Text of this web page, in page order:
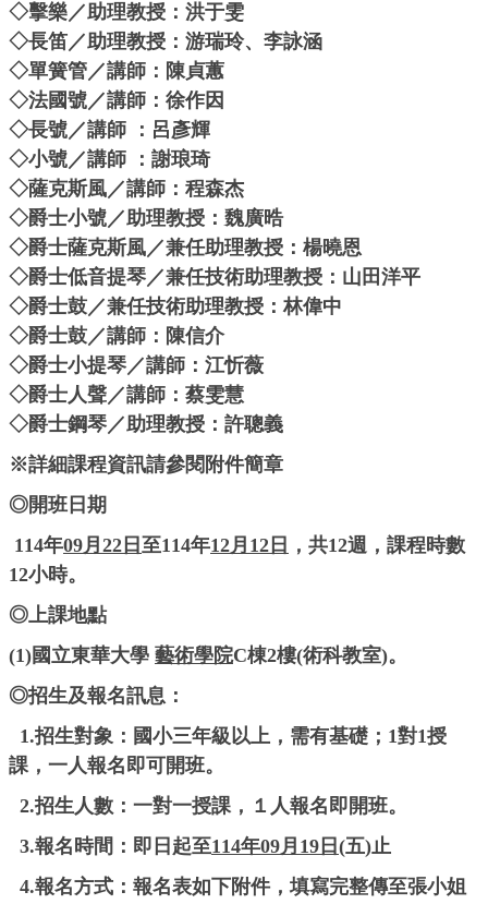
◇擊樂／助理教授：洪于雯
◇長笛／助理教授：游瑞玲、李詠涵
◇單簧管／講師：陳貞蕙
◇法國號／講師：徐作因
◇長號／講師 ：呂彥輝
◇小號／講師 ：謝琅琦
◇薩克斯風／講師：程森杰
◇爵士小號／助理教授：魏廣晧
◇爵士薩克斯風／兼任助理教授：楊曉恩
◇爵士低音提琴／兼任技術助理教授：山田洋平
◇爵士鼓／兼任技術助理教授：林偉中
◇爵士鼓／講師：陳信介
◇爵士小提琴／講師：江忻薇
◇爵士人聲／講師：蔡雯慧
◇爵士鋼琴／助理教授：許聰義
※詳細課程資訊請參閱附件簡章
◎開班日期
114年09月22日 至114年12月12日 ，共12週，課程時數
12小時。
◎上課地點
(1)國立東華大學 藝術學院C棟2樓(術科教室)。
◎招生及報名訊息：
1.招生對象：國小三年級以上，需有基礎；1對1授
課，一人報名即可開班。
2.招生人數：一對一授課，１人報名即開班。
3.報名時間：即日起至114年09月19日 (五)止
4.報名方式：報名表如下附件，填寫完整傳至張小姐